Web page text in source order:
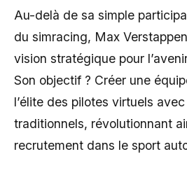
Au-delà de sa simple
du simracing, Max
vision stratégique pour
Son objectif ? Créer une
l’élite des pilotes virtuels
traditionnels, révolutionnant
recrutement dans le sport